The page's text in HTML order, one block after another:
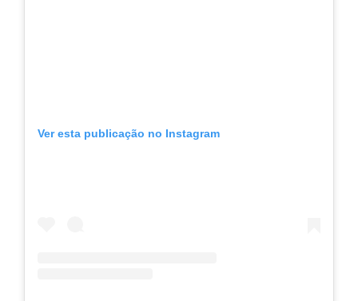
Ver esta publicação no Instagram